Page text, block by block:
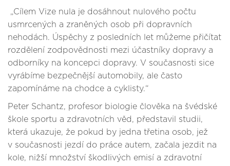
„Cílem Vize nula je dosáhnout nulového počtu
usmrcených a zraněných osob při dopravních
nehodách. Úspěchy z posledních let můžeme přičítat
rozdělení zodpovědnosti mezi účastníky dopravy a
odborníky na koncepci dopravy. V současnosti sice
vyrábíme bezpečnější automobily, ale často
zapomínáme na chodce a cyklisty.“
Peter Schantz, profesor biologie člověka na švédské
škole sportu a zdravotních věd, představil studii,
která ukazuje, že pokud by jedna třetina osob, jež
v současnosti jezdí do práce autem, začala jezdit na
kole, nižší množství škodlivých emisí a zdravotní